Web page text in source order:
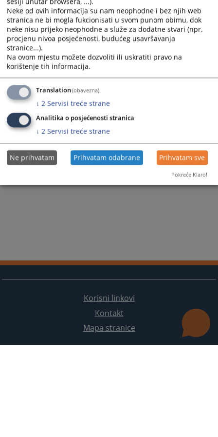
Korisni linkovi
Kontakt
Mapa stranice
Neke od ovih informacija su nam neophodne i bez njih web
stranica ne bi mogla fukcionisati u svom punom obimu, dok
neke nisu prijeko neophodne a služe za dodatne stvari (npr.
procjenu nivoa posjećenosti, budućeg usavršavanja
stranice...).
Na ovom mjestu možete dozvoliti ili uskratiti pravo na
korištenje tih informacija.
Translation(obavezna)
↓ 2 Servisi treće strane
Analitika o posjećenosti stranica
↓ 2 Servisi treće strane
Ne prihvatam Prihvatam odabrane Prihvatam sve
Pokreće Klaro!